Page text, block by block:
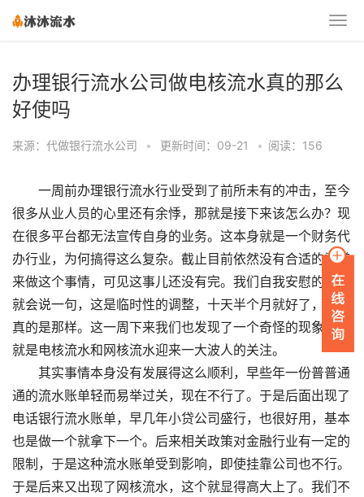
办理银行流水公司做电核流水真的那么
好使吗
来源：代做银行流水公司 • 更新时间：09-21 • 阅读：156
一周前办理银行流水行业受到了前所未有的冲击，至今
很多从业人员的心里还有余悸，那就是接下来该怎么办？现
在很多平台都无法宣传自身的业务。这本身就是一个财务代
办行业，为何搞得这么复杂。截止目前依然没有合适的渠道
来做这个事情，可见这事儿还没有完。我们自我安慰的时候
就会说一句，这是临时性的调整，十天半个月就好了，但愿
真的是那样。这一周下来我们也发现了一个奇怪的现象，那
就是电核流水和网核流水迎来一大波人的关注。
其实事情本身没有发展得这么顺利，早些年一份普普通
通的流水账单轻而易举过关，现在不行了。于是后面出现了
电话银行流水账单，早几年小贷公司盛行，也很好用，基本
也是做一个就拿下一个。后来相关政策对金融行业有一定的
限制，于是这种流水账单受到影响，即使挂靠公司也不行。
于是后来又出现了网核流水，这个就显得高大上了。我们不